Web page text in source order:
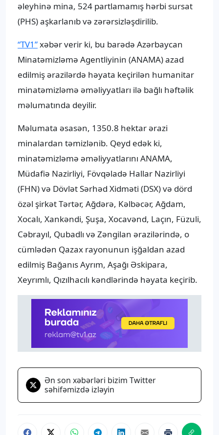
əleyhinə mina, 524 partlamamış hərbi sursat
(PHS) aşkarlanıb və zərərsizləşdirilib.
“TV1”xəbər verir ki, bu barədə Azərbaycan
Minatəmizləmə Agentliyinin (ANAMA) azad
edilmiş ərazilərdə həyata keçirilən humanitar
minatəmizləmə əməliyyatları ilə bağlı həftəlik
məlumatında deyilir.
Məlumata əsasən, 1350.8 hektar ərazi
minalardan təmizlənib. Qeyd edək ki,
minatəmizləmə əməliyyatlarını ANAMA,
Müdafiə Nazirliyi, Fövqəladə Hallar Nazirliyi
(FHN) və Dövlət Sərhəd Xidməti (DSX) və dörd
özəl şirkət Tərtər, Ağdərə, Kəlbəcər, Ağdam,
Xocalı, Xankəndi, Şuşa, Xocavənd, Laçın, Füzuli,
Cəbrayıl, Qubadlı və Zəngilan ərazilərində, o
cümlədən Qazax rayonunun işğaldan azad
edilmiş Bağanıs Ayrım, Aşağı Əskipara,
Xeyrımlı, Qızılhacılı kəndlərində həyata keçirib.
Ən son xəbərləri bizim Twitter
səhifəmizdə izləyin